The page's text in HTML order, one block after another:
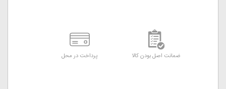
ضمانت اصل بودن کالا پرداخت در محل